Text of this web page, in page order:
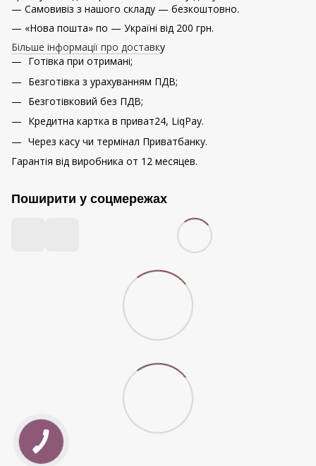
— Самовивіз з нашого складу — безкоштовно.
— «Нова пошта» по — Україні від 200 грн.
Більше інформації про доставку
Готівка при отримані;
Безготівка з урахуванням ПДВ;
Безготівковий без ПДВ;
Кредитна картка в приват24, LiqPay.
Через касу чи термінал Приватбанку.
Гарантія від виробника от 12 месяцев.
Поширити у соцмережах